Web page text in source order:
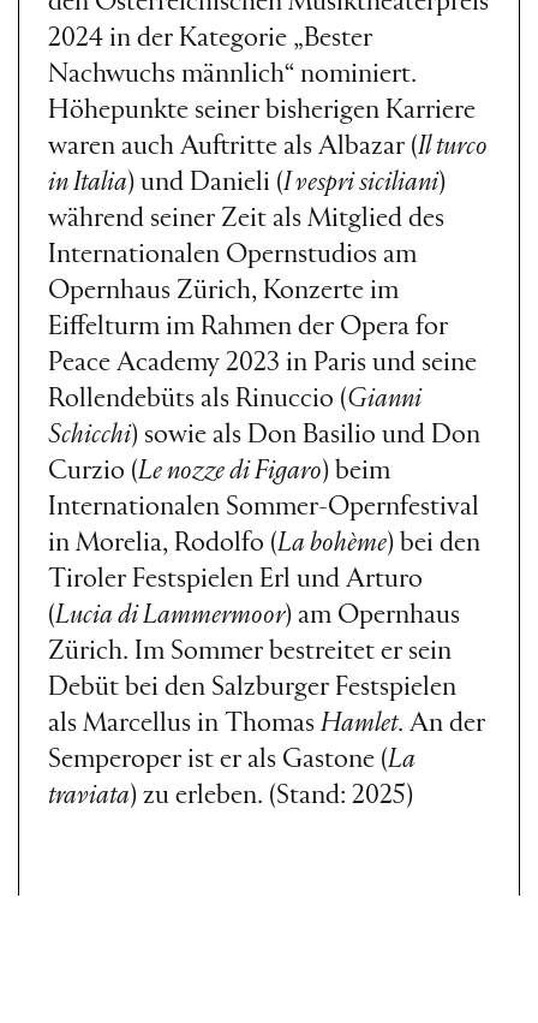
2024 in der Kategorie „Bester
Nachwuchs männlich“ nominiert.
Höhepunkte seiner bisherigen Karriere
waren auch Auftritte als Albazar (Il turco
in Italia) und Danieli (I vespri siciliani)
während seiner Zeit als Mitglied des
Internationalen Opernstudios am
Opernhaus Zürich, Konzerte im
Eiffelturm im Rahmen der Opera for
Peace Academy 2023 in Paris und seine
Rollendebüts als Rinuccio (Gianni
Schicchi) sowie als Don Basilio und Don
Curzio (Le nozze di Figaro) beim
Internationalen Sommer-Opernfestival
in Morelia, Rodolfo (La bohème) bei den
Tiroler Festspielen Erl und Arturo
(Lucia di Lammermoor) am Opernhaus
Zürich. Im Sommer bestreitet er sein
Debüt bei den Salzburger Festspielen
als Marcellus in Thomas Hamlet. An der
Semperoper ist er als Gastone (La
traviata) zu erleben. (Stand: 2025)